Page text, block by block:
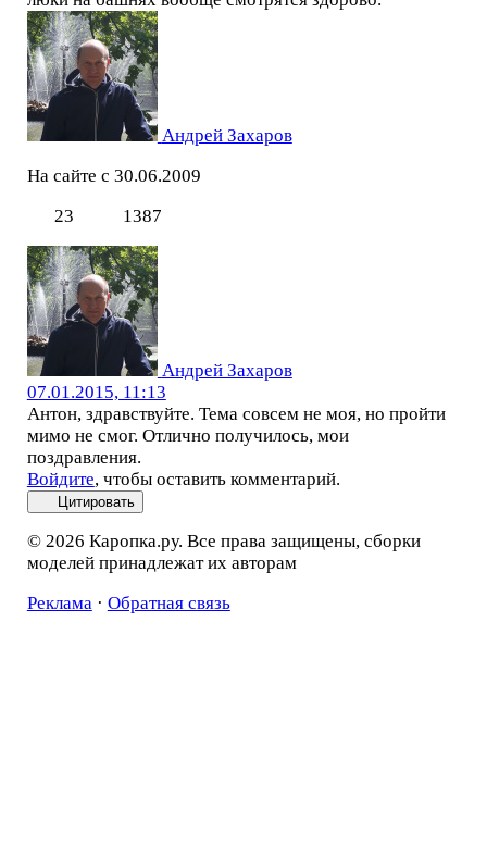
Андрей Захаров
На сайте с 30.06.2009
23
1387
Андрей Захаров
07.01.2015, 11:13
Антон, здравствуйте. Тема совсем не моя, но пройти
мимо не смог. Отлично получилось, мои
поздравления.
Войдите, чтобы оставить комментарий.
Цитировать
© 2026 Каропка.ру. Все права защищены, сборки
моделей принадлежат их авторам
Реклама· Обратная связь